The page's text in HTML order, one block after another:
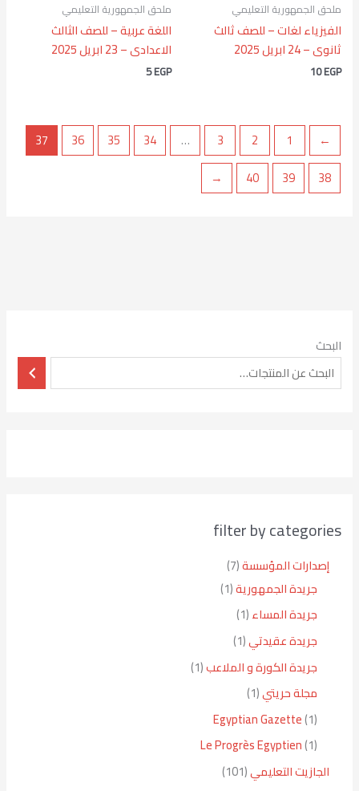
البحث
filter by categories
إصدارات المؤسسة 7
جريدة الجمهورية 1
جريدة المساء 1
جريدة عقيدتي 1
جريدة الكورة و الملاعب 1
مجلة حريتي 1
Egyptian Gazette 1
Le Progrès Egyptien 1
الجازيت التعليمي 101
ملحق الجمهورية التعليمي
الفيزياء لغات – للصف ثالث
ثانوى – 24 ابريل 2025
10EGP
ملحق الجمهورية التعليمي
اللغة عربية – للصف الثالث
الاعدادى – 23 ابريل 2025
5EGP
→
1
2
3
…
34
35
36
37
38
39
40
←